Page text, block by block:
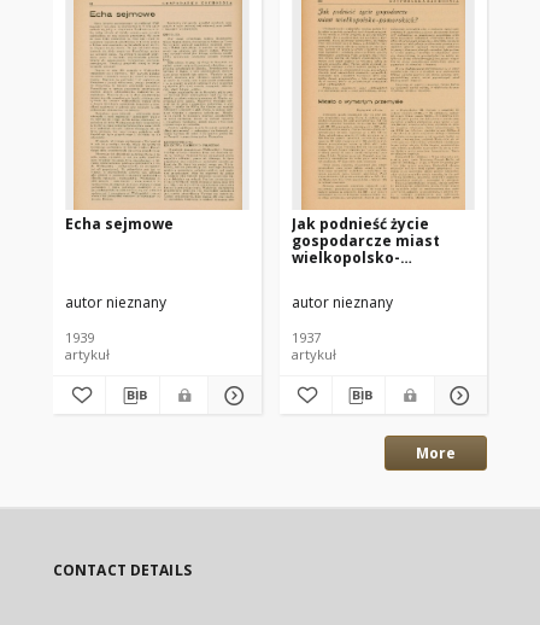
Echa sejmowe
autor nieznany
1939
artykuł
Jak podnieść życie
gospodarcze miast
wielkopolsko-
autor nieznany
1937
artykuł
More
CONTACT DETAILS